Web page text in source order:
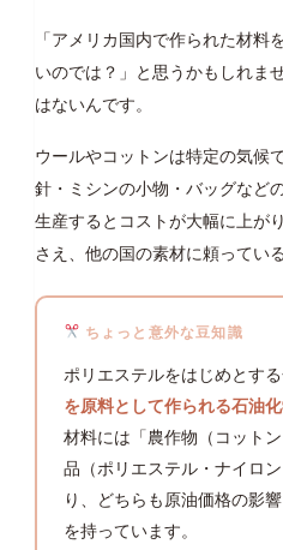
「アメリカ国内で作られた材料
いのでは？」と思うかもしれま
はないんです。
ウールやコットンは特定の気候
針・ミシンの小物・バッグなど
生産するとコストが大幅に上が
さえ、他の国の素材に頼ってい
ちょっと意外な豆知識
ポリエステルをはじめとする
を原料として作られる石油
材料には「農作物（コット
品（ポリエステル・ナイロ
り、どちらも原油価格の影
を持っています。